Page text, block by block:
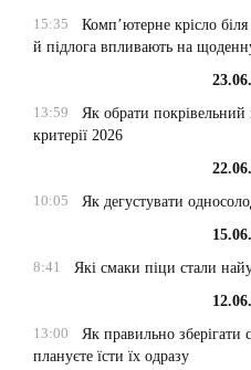
15:35
Комп’ютерне крісло
й підлога впливають на
13:59
Як обрати покрівельний
критерії 2026
10:05
Як дегустувати
8:41
Які смаки піци стали
13:00
Як правильно зберігати
плануєте їсти їх одразу